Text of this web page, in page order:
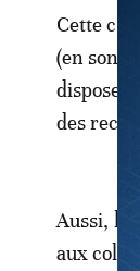
Cette
(en son
dispose
des
Aussi,
aux